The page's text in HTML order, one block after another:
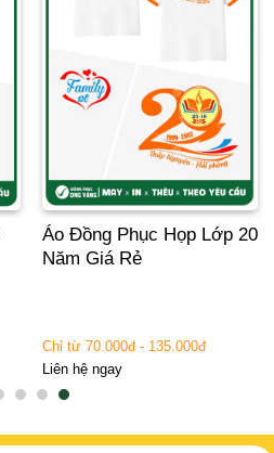
Áo Đồng Phục Họp Lớp 20
Năm Giá Rẻ
Chỉ từ 70.000đ - 135.000đ
Liên hệ ngay